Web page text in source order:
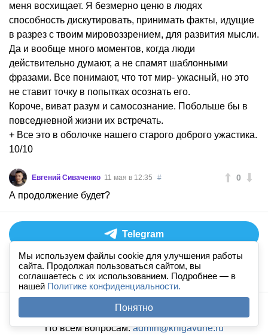
Мы используем файлы cookie для улучшения работы
сайта. Продолжая пользоваться сайтом, вы
соглашаетесь с их использованием. Подробнее — в
нашей Политике конфиденциальности.
Понятно
меня восхищает. Я безмерно ценю в людях
способность дискутировать, принимать факты, идущие
в разрез с твоим мировоззрением, для развития мысли.
Да и вообще много моментов, когда люди
действительно думают, а не спамят шаблонными
фразами. Все понимают, что тот мир- ужасный, но это
не ставит точку в попытках осознать его.
Короче, виват разум и самосознание. Побольше бы в
повседневной жизни их встречать.
+ Все это в оболочке нашего старого доброго ужастика.
10/10
0
Евгений Сиваченко 11 мая в 12:35 #
А продолжение будет?
Telegram
ВКонтакте
Аудиокниги слушать онлайн
По всем вопросам:admin@knigavuhe.ru